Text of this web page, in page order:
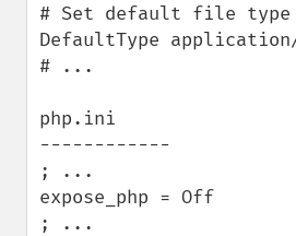
# Set default file type
DefaultType
# ...
php.ini
------------
; ...
expose_php = Off
; ...